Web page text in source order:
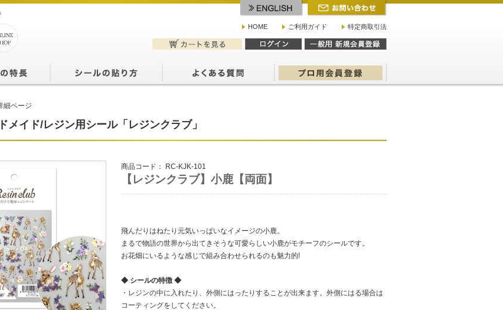
HOME ご利用ガイド 特定商取引法
細ページ
メイド/レジン用シール「レジンクラブ」
商品コード： RC-KJK-101
【レジンクラブ】小鹿【両面】
飛んだりはねたり元気いっぱいなイメージの小鹿。
まるで物語の世界から出てきそうな可愛らしい小鹿がモチーフのシールです。
お花畑にいるような感じで組み合わせられるのも魅力的!
◆ シールの特徴 ◆
・レジンの中に入れたり、外側にはったりすることが出来ます。外側にはる場合は
コーティングをしてください。